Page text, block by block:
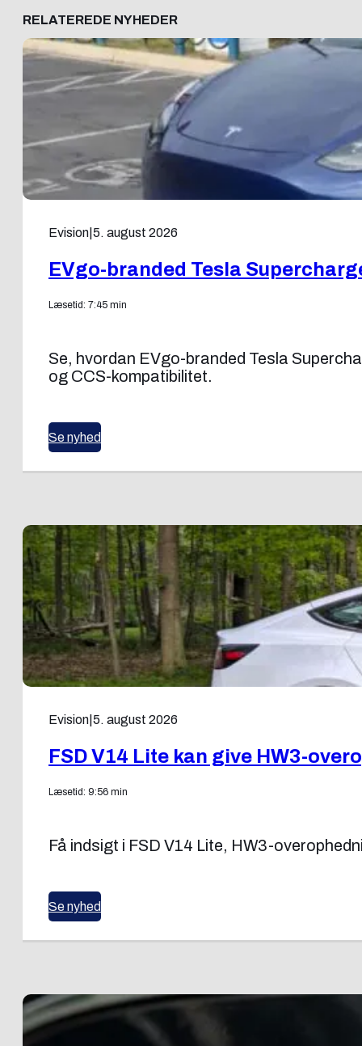
RELATEREDE NYHEDER
Evision 5. august 2026
EVgo-branded Tesla
Læsetid: 7:45 min
Se, hvordan EVgo-branded Tesla
og CCS-kompatibilitet.
Se nyhed
Evision 5. august 2026
FSD V14 Lite kan give HW3-
Læsetid: 9:56 min
Få indsigt i FSD V14 Lite, HW3-
Se nyhed